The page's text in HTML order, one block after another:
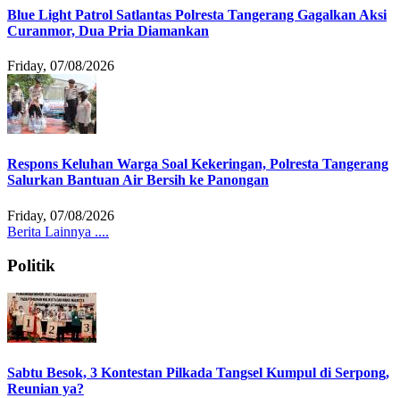
Blue Light Patrol Satlantas Polresta Tangerang Gagalkan Aksi
Curanmor, Dua Pria Diamankan
Friday, 07/08/2026
Respons Keluhan Warga Soal Kekeringan, Polresta Tangerang
Salurkan Bantuan Air Bersih ke Panongan
Friday, 07/08/2026
Berita Lainnya ....
Politik
Sabtu Besok, 3 Kontestan Pilkada Tangsel Kumpul di Serpong,
Reunian ya?